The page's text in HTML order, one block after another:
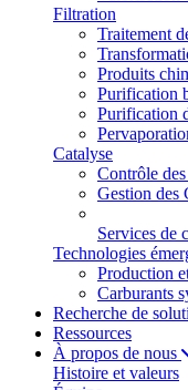
Filtration
Traitement
Produits
Purification
Purification
Catalyse
Contrôle
Gestion des
Services de
Technologies
Production
Carburants
Recherche de
Ressources
À propos de nous
Histoire et valeurs